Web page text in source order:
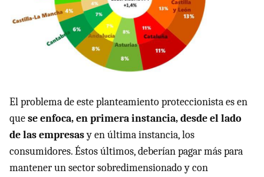
El problema de este planteamiento proteccionista es en
quese enfoca, en primera instancia, desde el lado
de las empresasy en última instancia, los
consumidores. Éstos últimos, deberían pagar más para
mantener un sector sobredimensionado y con